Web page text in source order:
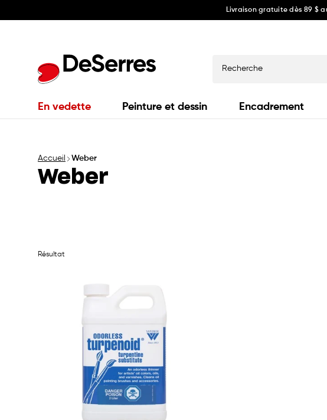
Livraison gratuite dès 89 $
En vedette Peinture et dessin Encadrement
Accueil Weber
Weber
Résultat